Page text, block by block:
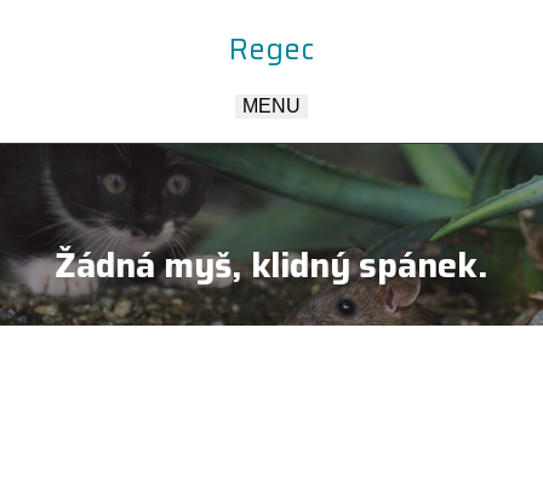
Regec
MENU
Žádná myš, klidný spánek.